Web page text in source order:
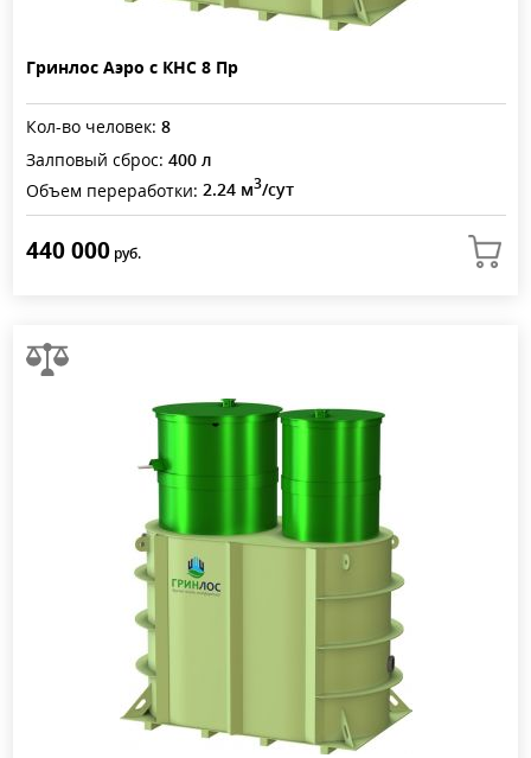
Гринлос Аэро с КНС 8 Пр
Кол-во человек: 8
Залповый сброс: 400 л
Объем переработки: 2.24 м3/сут
440 000руб.